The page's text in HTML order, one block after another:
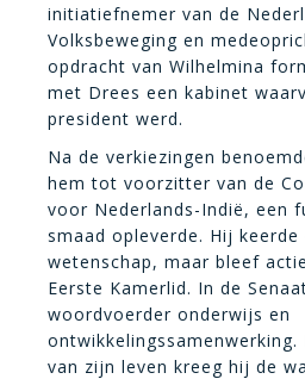
initiatiefnemer van de
Volksbeweging en
opdracht van Wilhelmina
met Drees een kabinet
president werd.
Na de verkiezingen
hem tot voorzitter van de
voor Nederlands-Indië, een
smaad opleverde. Hij
wetenschap, maar bleef
Eerste Kamerlid. In de
woordvoerder onderwijs en
ontwikkelingssamenwerking.
van zijn leven kreeg hij de